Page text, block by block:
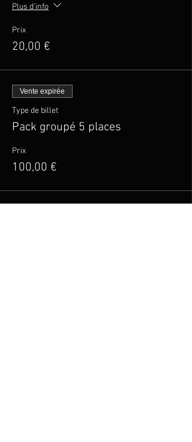
Plus d'info
Prix
20,00 €
Vente expirée
Type de billet
Pack groupé 5 places
Prix
100,00 €